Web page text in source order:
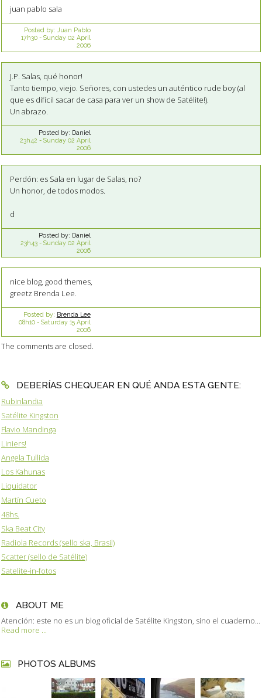
juan pablo sala
Posted by: Juan Pablo
17h30- Sunday 02 April
2006
J.P. Salas, qué honor!
Tanto tiempo, viejo. Señores, con ustedes un auténtico rude boy (al
que es difícil sacar de casa para ver un show de Satélite!).
Un abrazo.
Posted by: Daniel
23h42 - Sunday 02 April
2006
Perdón: es Sala en lugar de Salas, no?
Un honor, de todos modos.
d
Posted by: Daniel
23h43- Sunday 02 April
2006
nice blog, good themes,
greetz Brenda Lee.
Posted by: Brenda Lee
08h10- Saturday 15 April
2006
The comments are closed.
DEBERÍAS CHEQUEAR EN QUÉ ANDA ESTA GENTE:
Rubinlandia
Satélite Kingston
Flavio Mandinga
Liniers!
Angela Tullida
Los Kahunas
Liquidator
Martín Cueto
48hs.
Ska Beat City
Radiola Records (sello ska, Brasil)
Scatter (sello de Satélite)
Satelite-in-fotos
ABOUT ME
Atención: este no es un blog oficial de Satélite Kingston, sino el cuaderno...
Read more ...
PHOTOS ALBUMS